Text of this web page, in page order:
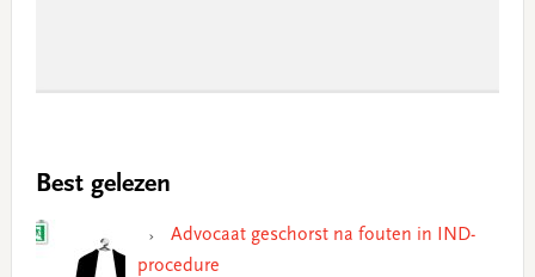
Best gelezen
Advocaat geschorst na fouten in IND-
procedure